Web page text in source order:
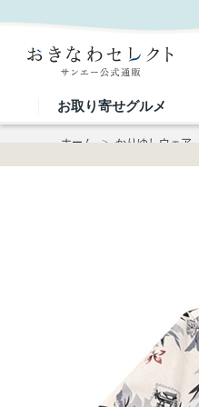
お取り寄せグルメ
ホーム > かりゆしウェア